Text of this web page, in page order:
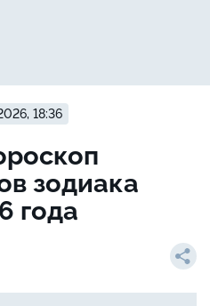
18:36
зодиака
года